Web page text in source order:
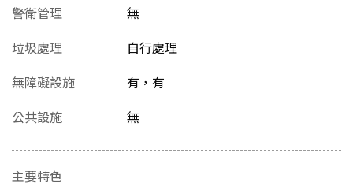
警衛管理
無
垃圾處理
自行處理
無障礙設施
有，有
公共設施
無
主要特色